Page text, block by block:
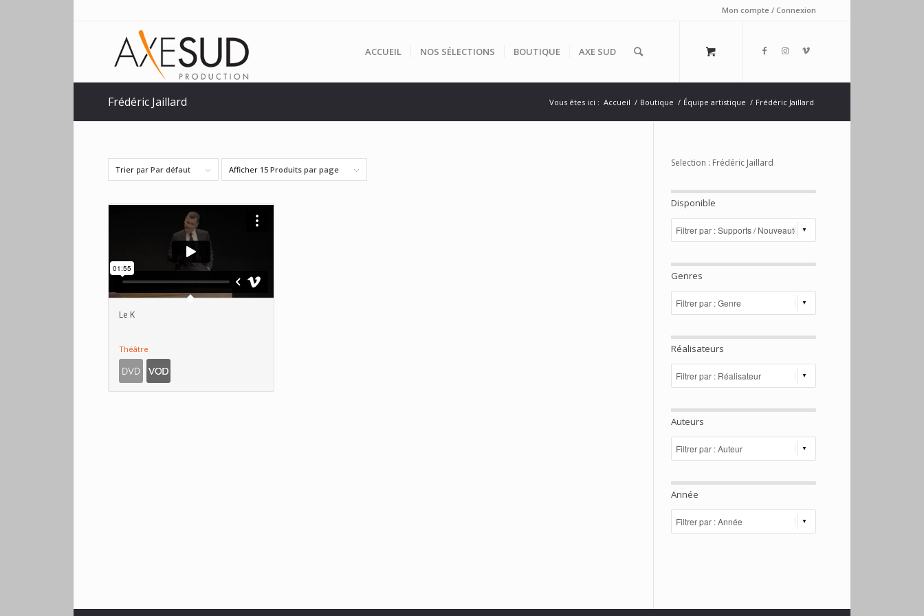
Mon compte / Connexion
ACCUEIL NOS SÉLECTIONS BOUTIQUE AXE SUD
Frédéric Jaillard Vous êtes ici : Accueil / Boutique / Équipe artistique / Frédéric Jaillard
Trier par Par défaut Afficher 15 Produits par page
Le K
Théâtre
Selection : Frédéric Jaillard
Disponible
Genres
Réalisateurs
Auteurs
Année